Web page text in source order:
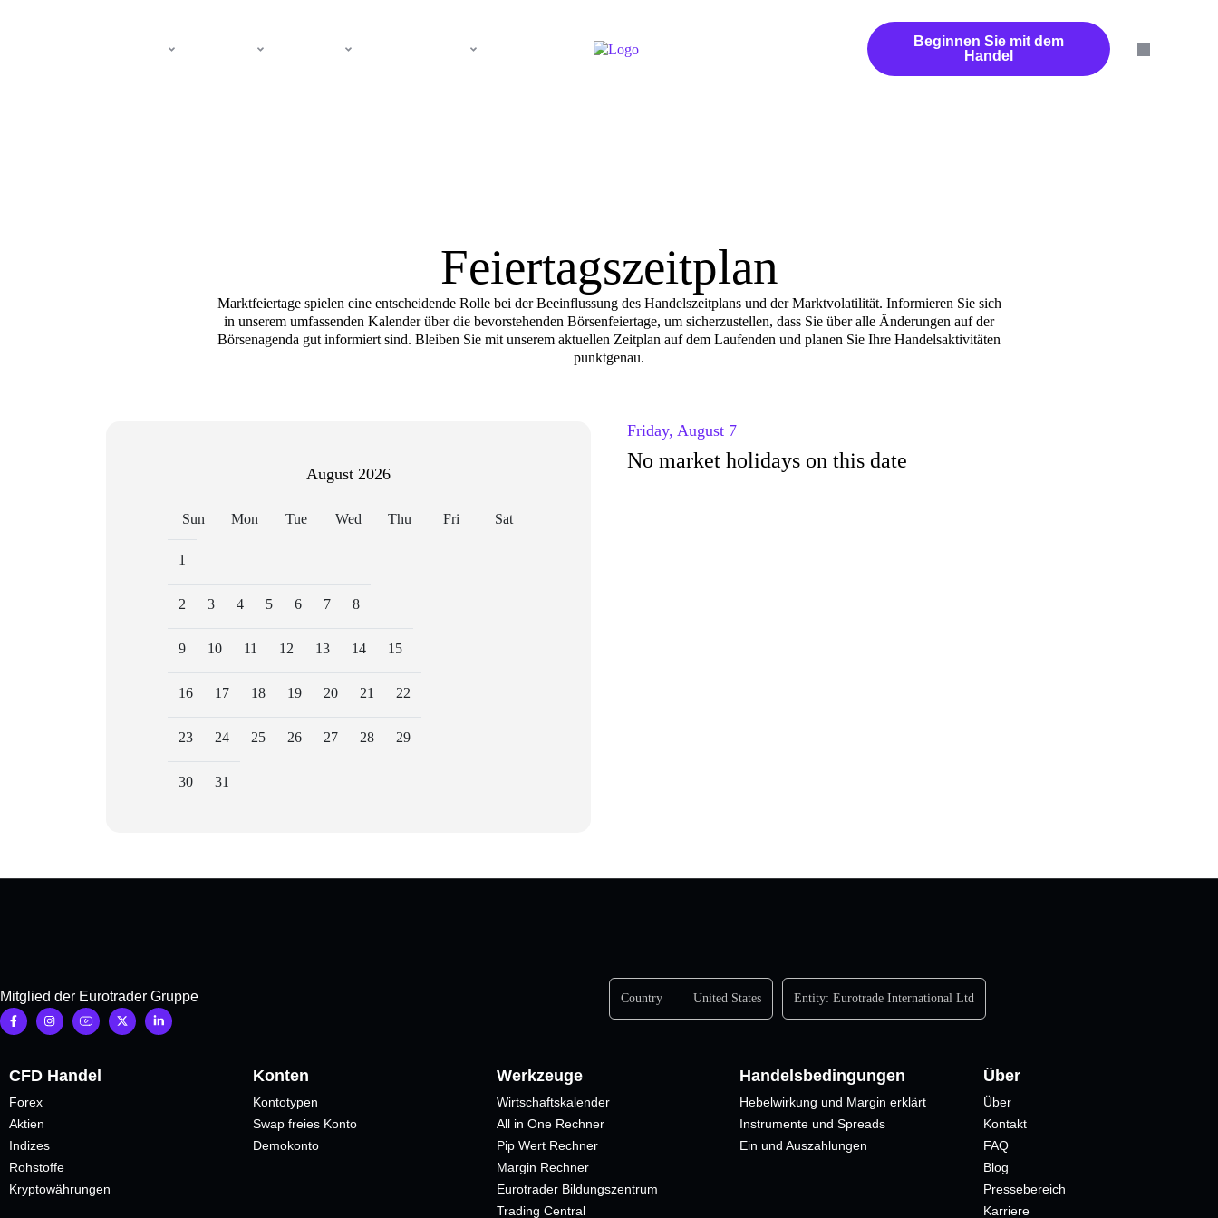
Partner
Beginnen Sie mit dem
Handel
Feiertagszeitplan
Marktfeiertage spielen eine entscheidende Rolle bei der Beeinflussung des Handelszeitplans und der Marktvolatilität. Informieren Sie sich
in unserem umfassenden Kalender über die bevorstehenden Börsenfeiertage, um sicherzustellen, dass Sie über alle Änderungen auf der
Börsenagenda gut informiert sind. Bleiben Sie mit unserem aktuellen Zeitplan auf dem Laufenden und planen Sie Ihre Handelsaktivitäten
punktgenau.
August 2026
Sun Mon Tue Wed Thu Fri Sat
1
2 3 4 5 6 7 8
9 10 11 12 13 14 15
16 17 18 19 20 21 22
23 24 25 26 27 28 29
30 31
Friday, August 7
No market holidays on this date
Mitglied der Eurotrader Gruppe Country United States Entity: Eurotrade International Ltd
CFD Handel
Forex
Aktien
Indizes
Rohstoffe
Kryptowährungen
Konten
Kontotypen
Swap freies Konto
Demokonto
Werkzeuge
Wirtschaftskalender
All in One Rechner
Pip Wert Rechner
Margin Rechner
Eurotrader Bildungszentrum
Trading Central
Handelsbedingungen
Hebelwirkung und Margin erklärt
Instrumente und Spreads
Ein und Auszahlungen
Über
Über
Kontakt
FAQ
Blog
Pressebereich
Karriere